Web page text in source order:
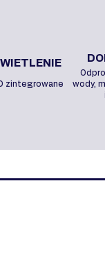
zintegrowane
wody,